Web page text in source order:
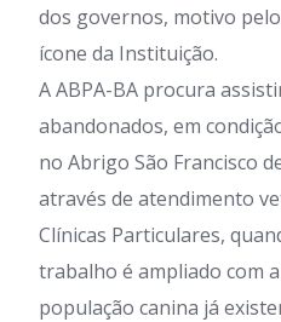
dos governos, motivo
ícone da Instituição.
A ABPA-BA procura
abandonados, em
no Abrigo São Francisco
através de atendimento
Clínicas Particulares,
trabalho é ampliado com
população canina já